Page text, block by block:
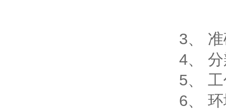
3、
4、
5、
6、